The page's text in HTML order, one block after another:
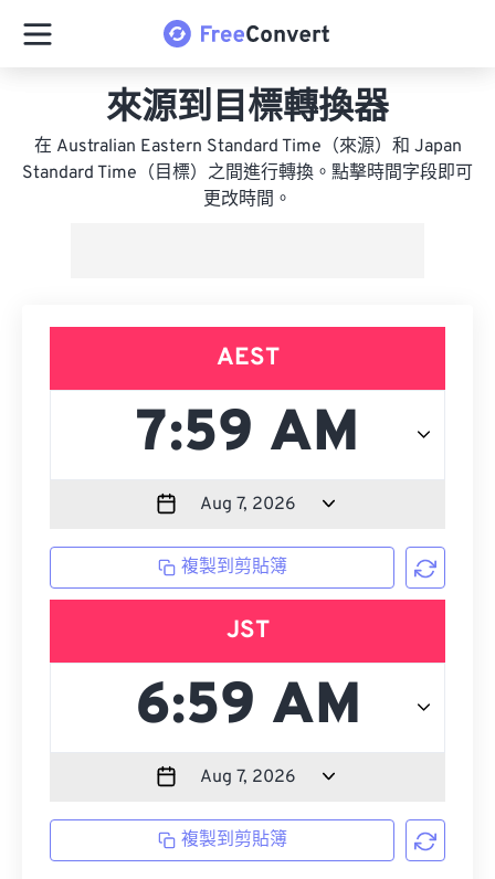
來源到目標轉換器
在 Australian Eastern Standard Time（來源）和 Japan
Standard Time（目標）之間進行轉換。點擊時間字段即可
更改時間。
AEST
複製到剪貼簿
JST
複製到剪貼簿